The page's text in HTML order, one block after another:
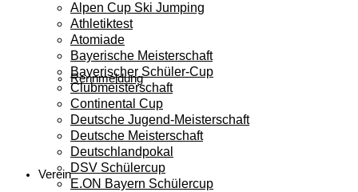
Rennmeldung
Verein
Alpen Cup Ski Jumping
Athletiktest
Atomiade
Bayerische Meisterschaft
Bayerischer Schüler-Cup
Clubmeisterschaft
Continental Cup
Deutsche Jugend-Meisterschaft
Deutsche Meisterschaft
Deutschlandpokal
DSV Schülercup
E.ON Bayern Schülercup